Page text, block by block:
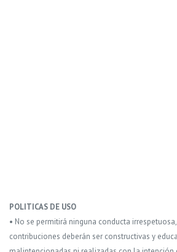
POLITICAS DE USO
• No se permitirá ninguna conducta
contribuciones deberán ser constructivas y